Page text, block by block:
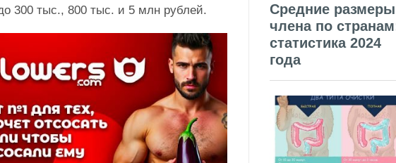
300 тыс., 800 тыс. и 5 млн рублей.
Средние размеры
члена по
статистика 2024
года